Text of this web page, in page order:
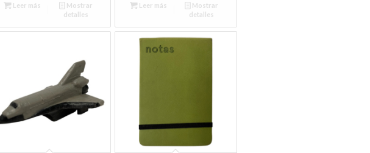
Leer más
Mostrar
detalles
Leer más
Mostrar
detalles